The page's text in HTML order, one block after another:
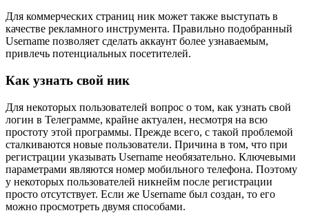
Для коммерческих страниц ник может также выступать в
качестве рекламного инструмента. Правильно подобранный
Username позволяет сделать аккаунт более узнаваемым,
привлечь потенциальных посетителей.
Как узнать свой ник
Для некоторых пользователей вопрос о том, как узнать свой
логин в Телеграмме, крайне актуален, несмотря на всю
простоту этой программы. Прежде всего, с такой проблемой
сталкиваются новые пользователи. Причина в том, что при
регистрации указывать Username необязательно. Ключевыми
параметрами являются номер мобильного телефона. Поэтому
у некоторых пользователей никнейм после регистрации
просто отсутствует. Если же Username был создан, то его
можно просмотреть двумя способами.